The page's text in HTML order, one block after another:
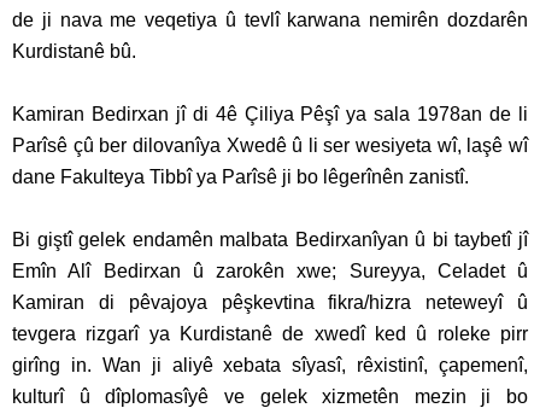
de ji nava me veqetiya û tevlî karwana nemirên dozdarên
Kurdistanê bû.
Kamiran Bedirxan jî di 4ê Çiliya Pêşî ya sala 1978an de li
Parîsê çû ber dilovanîya Xwedê û li ser wesiyeta wî, laşê wî
dane Fakulteya Tibbî ya Parîsê ji bo lêgerînên zanistî.
Bi giştî gelek endamên malbata Bedirxanîyan û bi taybetî jî
Emîn Alî Bedirxan û zarokên xwe; Sureyya, Celadet û
Kamiran di pêvajoya pêşkevtina fikra/hizra neteweyî û
tevgera rizgarî ya Kurdistanê de xwedî ked û roleke pirr
girîng in. Wan ji aliyê xebata sîyasî, rêxistinî, çapemenî,
kulturî û dîplomasîyê ve gelek xizmetên mezin ji bo